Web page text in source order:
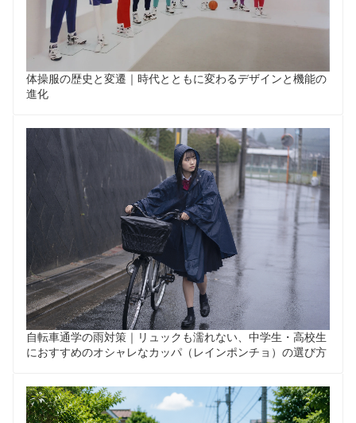
体操服の歴史と変遷｜時代とともに変わるデザインと機能の
進化
自転車通学の雨対策｜リュックも濡れない、中学生・高校生
におすすめのオシャレなカッパ（レインポンチョ）の選び方